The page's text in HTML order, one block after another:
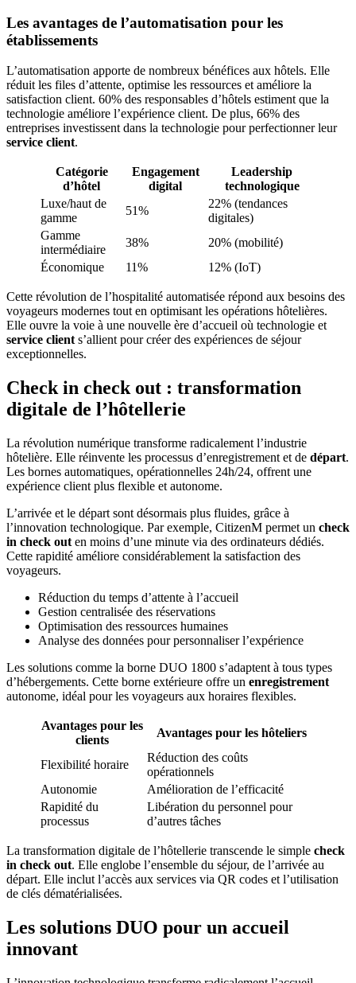
Les avantages de l’automatisation pour les
établissements
L’automatisation apporte de nombreux bénéfices aux hôtels. Elle
réduit les files d’attente, optimise les ressources et améliore la
satisfaction client. 60% des responsables d’hôtels estiment que la
technologie améliore l’expérience client. De plus, 66% des
entreprises investissent dans la technologie pour perfectionner leur
service client.
Catégorie
d’hôtel
Engagement
digital
Leadership
technologique
Luxe/haut de
gamme
51%
22% (tendances
digitales)
Gamme
intermédiaire
38%
20% (mobilité)
Économique
11% 12% (IoT)
Cette révolution de l’hospitalité automatisée répond aux besoins des
voyageurs modernes tout en optimisant les opérations hôtelières.
Elle ouvre la voie à une nouvelle ère d’accueil où technologie et
service clients’allient pour créer des expériences de séjour
exceptionnelles.
Check in check out : transformation
digitale de l’hôtellerie
La révolution numérique transforme radicalement l’industrie
hôtelière. Elle réinvente les processus d’enregistrement et de départ.
Les bornes automatiques, opérationnelles 24h/24, offrent une
expérience client plus flexible et autonome.
L’arrivée et le départ sont désormais plus fluides, grâce à
l’innovation technologique. Par exemple, CitizenM permet un check
in check out en moins d’une minute via des ordinateurs dédiés.
Cette rapidité améliore considérablement la satisfaction des
voyageurs.
Réduction du temps d’attente à l’accueil
Gestion centralisée des réservations
Optimisation des ressources humaines
Analyse des données pour personnaliser l’expérience
Les solutions comme la borne DUO 1800 s’adaptent à tous types
d’hébergements. Cette borne extérieure offre un enregistrement
autonome, idéal pour les voyageurs aux horaires flexibles.
Avantages pour les
clients
Avantages pour les hôteliers
Flexibilité horaire
Réduction des coûts
opérationnels
Autonomie
Amélioration de l’efficacité
Rapidité du
processus
Libération du personnel pour
d’autres tâches
La transformation digitale de l’hôtellerie transcende le simple check
in check out. Elle englobe l’ensemble du séjour, de l’arrivée au
départ. Elle inclut l’accès aux services via QR codes et l’utilisation
de clés dématérialisées.
Les solutions DUO pour un accueil
innovant